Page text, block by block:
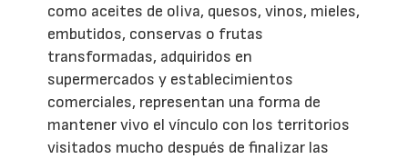
como aceites de oliva, quesos, vinos, mieles,
embutidos, conservas o frutas
transformadas, adquiridos en
supermercados y establecimientos
comerciales, representan una forma de
mantener vivo el vínculo con los territorios
visitados mucho después de finalizar las